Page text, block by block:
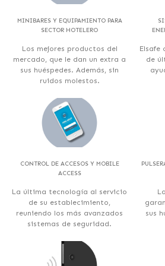
MINIBARES Y EQUIPAMIENTO PARA
SECTOR HOTELERO
Los mejores productos del
mercado, que le dan un extra a
sus huéspedes. Además, sin
ruidos molestos.
Elsafe
de
CONTROL DE ACCESOS Y MOBILE
ACCESS
La última tecnología al servicio
de su establecimiento,
reuniendo los más avanzados
sistemas de seguridad.
sus